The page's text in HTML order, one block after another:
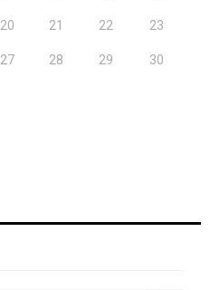
20 21 22 23
27 28 29 30